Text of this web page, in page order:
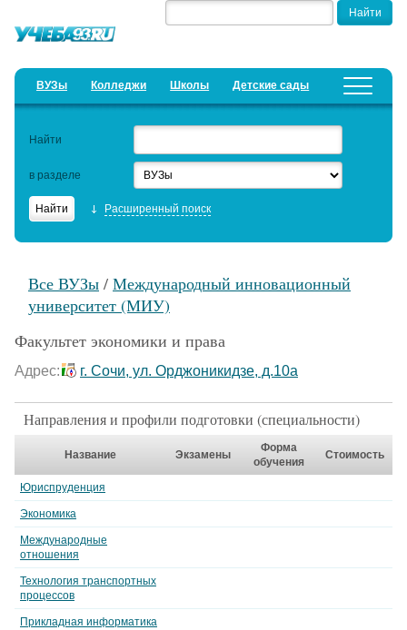
ВУЗы Колледжи Школы Детские сады
Добавить уч. заведение Предложить новость
Образовательный кредит
Найти
в разделе
Расширенный поиск
Все ВУЗы / Международный инновационный
университет (МИУ)
Факультет экономики и права
Адрес: г. Сочи, ул. Орджоникидзе, д.10а
Направления и профили подготовки (специальности)
Название Экзамены
Форма
обучения
Стоимость
Юриспруденция
Экономика
Международные
отношения
Технология транспортных
процессов
Прикладная информатика